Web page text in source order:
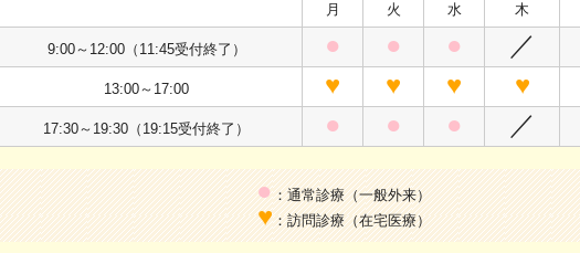
月 火 水 木
9:00～12:00（11:45受付終了） ● ● ● ／
13:00～17:00 ♥ ♥ ♥ ♥
17:30～19:30（19:15受付終了） ● ● ● ／
●：通常診療（一般外来）
♥：訪問診療（在宅医療）